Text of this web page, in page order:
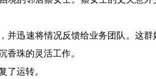
并迅速将情况反馈给业务团队。这群
香珠的灵活工作。
了运转。